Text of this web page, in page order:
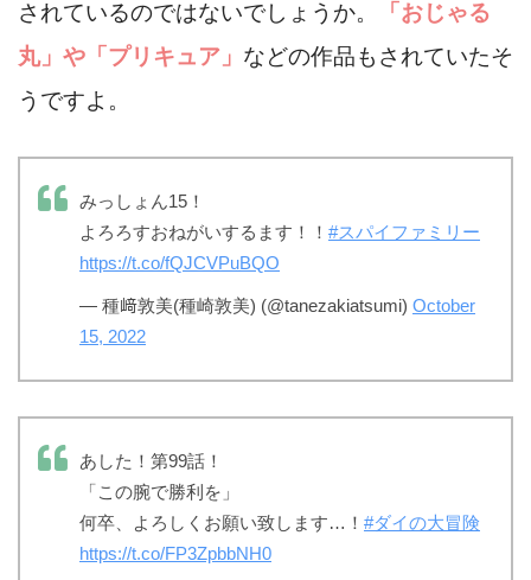
されているのではないでしょうか。
「おじゃる
丸」や「プリキュア」 などの作品もされていたそ
うですよ。
みっしょん15！
よろろすおねがいするます！！ #スパイファミリー
https://t.co/fQJCVPuBQO
— 種﨑敦美(種崎敦美) (@tanezakiatsumi) October
15, 2022
あした！第99話！
「この腕で勝利を」
何卒、よろしくお願い致します…！ #ダイの大冒険
https://t.co/FP3ZpbbNH0